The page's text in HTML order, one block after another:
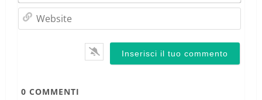
0 COMMENTI